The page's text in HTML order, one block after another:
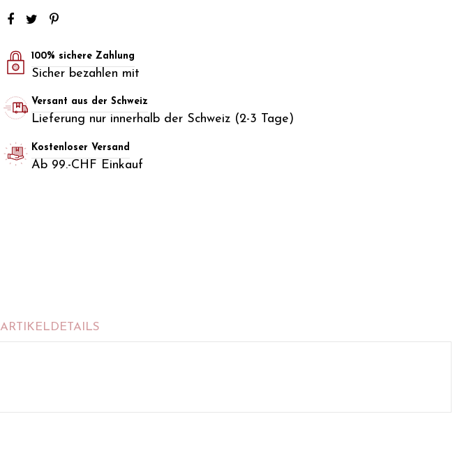
100% sichere Zahlung
Sicher bezahlen mit
Versant aus der Schweiz
Lieferung nur innerhalb der Schweiz (2-3 Tage)
Kostenloser Versand
Ab 99.-CHF Einkauf
ARTIKELDETAILS